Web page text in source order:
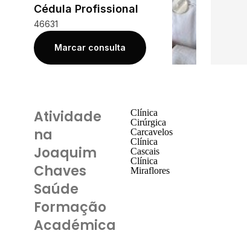
Cédula Profissional
46631
Marcar consulta
Atividade
na
Joaquim
Chaves
Saúde
Formação
Académica
Clínica
Cirúrgica
Carcavelos
Clínica
Cascais
Clínica
Miraflores